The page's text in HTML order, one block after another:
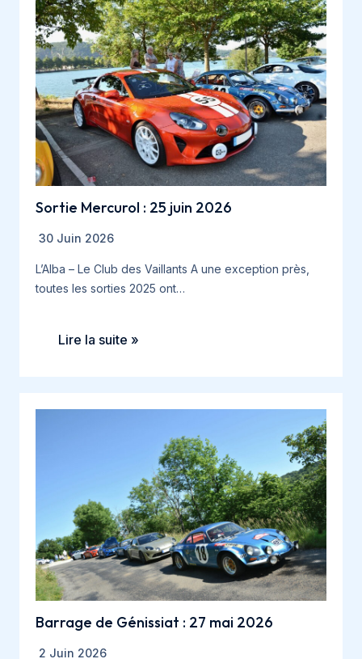
Sortie Mercurol : 25 juin 2026
30 Juin 2026
L’Alba – Le Club des Vaillants A une exception près,
toutes les sorties 2025 ont…
Lire la suite »
Barrage de Génissiat : 27 mai 2026
2 Juin 2026